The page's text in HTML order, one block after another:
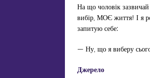
На що чоловік
вибір, МОЄ життя! І я
запитую себе:
— Ну, що я виберу
Джерело